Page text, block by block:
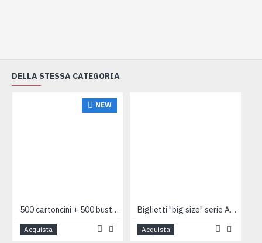
DELLA STESSA CATEGORIA
NEW
500 cartoncini + 500 buste auguri expo mix
Acquista
Biglietti "big size" serie ARTISTS 4pz
Acquista